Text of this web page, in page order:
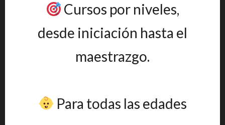
Cursos por niveles,
desde iniciación hasta el
maestrazgo.
Para todas las edades